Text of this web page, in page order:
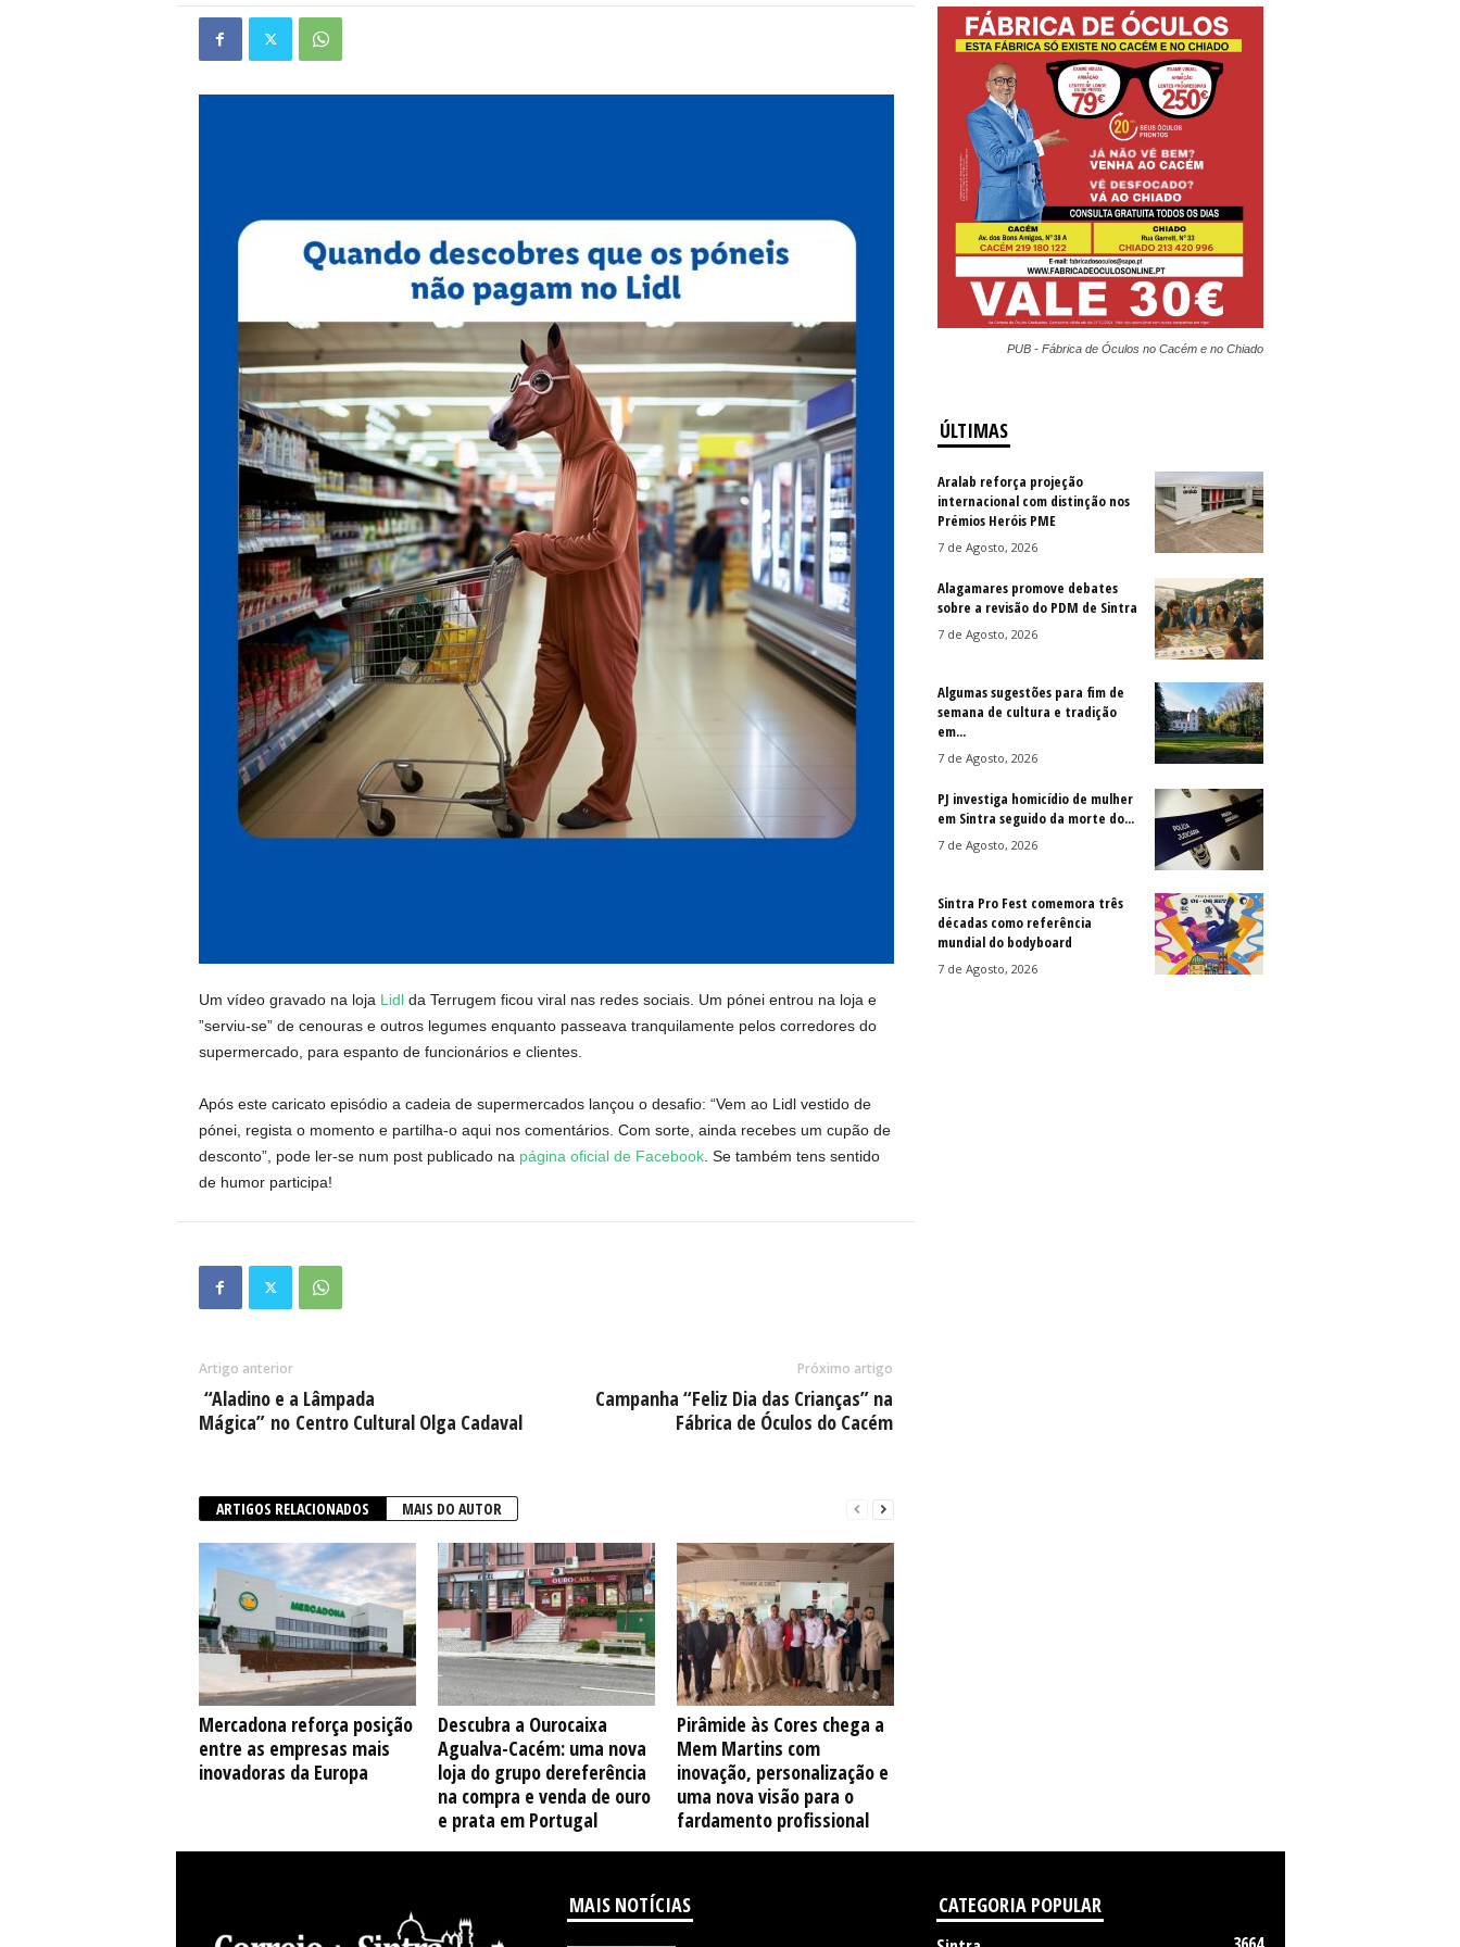
Um vídeo gravado na loja Lidl da Terrugem ficou viral nas redes sociais. Um pónei entrou na loja e
”serviu-se” de cenouras e outros legumes enquanto passeava tranquilamente pelos corredores do
supermercado, para espanto de funcionários e clientes.
Após este caricato episódio a cadeia de supermercados lançou o desafio: “Vem ao Lidl vestido de
pónei, regista o momento e partilha-o aqui nos comentários. Com sorte, ainda recebes um cupão de
desconto”, pode ler-se num post publicado na página oficial de Facebook. Se também tens sentido
de humor participa!
Artigo anterior
“Aladino e a Lâmpada
Mágica” no Centro Cultural Olga Cadaval
Próximo artigo
Campanha “Feliz Dia das Crianças” na
Fábrica de Óculos do Cacém
ARTIGOS RELACIONADOS MAIS DO AUTOR
Mercadona reforça posição
entre as empresas mais
inovadoras da Europa
Descubra a Ourocaixa
Agualva-Cacém: uma nova
loja do grupo dereferência
na compra e venda de ouro
e prata em Portugal
Pirâmide às Cores chega a
Mem Martins com
inovação, personalização e
uma nova visão para o
fardamento profissional
PUB - Fábrica de Óculos no Cacém e no Chiado
ÚLTIMAS
Aralab reforça projeção
internacional com distinção nos
Prémios Heróis PME
7 de Agosto, 2026
Alagamares promove debates
sobre a revisão do PDM de Sintra
7 de Agosto, 2026
Algumas sugestões para fim de
semana de cultura e tradição
em...
7 de Agosto, 2026
PJ investiga homicídio de mulher
em Sintra seguido da morte do...
7 de Agosto, 2026
Sintra Pro Fest comemora três
décadas como referência
mundial do bodyboard
7 de Agosto, 2026
MAIS NOTÍCIAS
CATEGORIA POPULAR